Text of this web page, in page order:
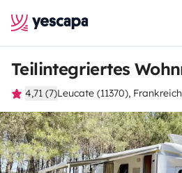
4,71 (7)Leucate (11370), Frankreich